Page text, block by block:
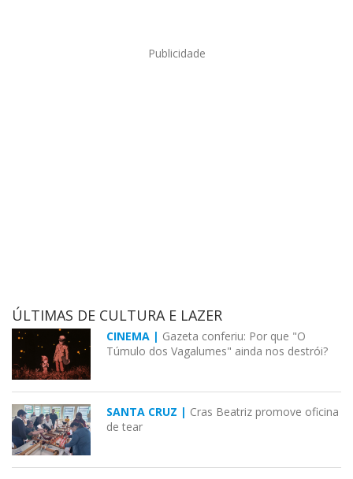
Publicidade
ÚLTIMAS DE CULTURA E LAZER
CINEMA | Gazeta conferiu: Por que "O
Túmulo dos Vagalumes" ainda nos destrói?
SANTA CRUZ | Cras Beatriz promove oficina
de tear